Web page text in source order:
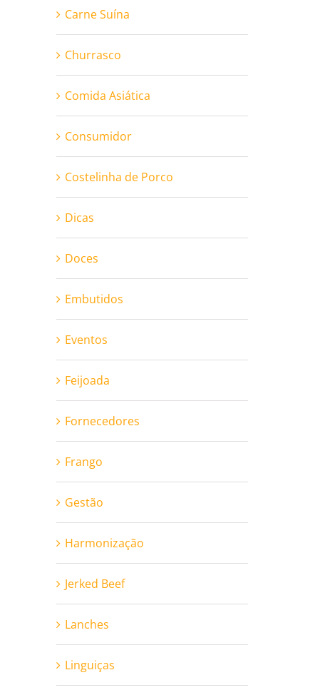
Carne Suína
Churrasco
Comida Asiática
Consumidor
Costelinha de Porco
Dicas
Doces
Embutidos
Eventos
Feijoada
Fornecedores
Frango
Gestão
Harmonização
Jerked Beef
Lanches
Linguiças